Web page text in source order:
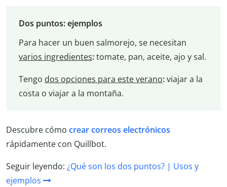
Dos puntos: ejemplos
Para hacer un buen salmorejo, se necesitan
varios ingredientes:tomate, pan, aceite, ajo y sal.
Tengo dos opciones para este verano:viajar a la
costa o viajar a la montaña.
Descubre cómo crear correos electrónicos
rápidamente con Quillbot.
Seguir leyendo: ¿Qué son los dos puntos? | Usos y
ejemplos